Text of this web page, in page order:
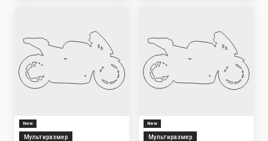
New
Мультиразмер
New
Мультиразмер